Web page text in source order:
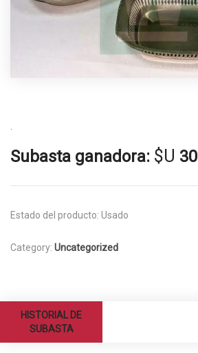
.
Subasta ganadora: $U
Estado del producto: Usado
Category: Uncategorized
HISTORIAL DE
SUBASTA